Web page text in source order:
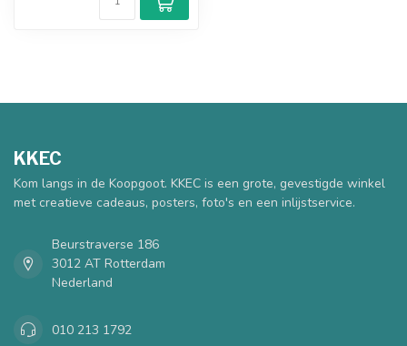
KKEC
Kom langs in de Koopgoot. KKEC is een grote, gevestigde winkel
met creatieve cadeaus, posters, foto's en een inlijstservice.
Beurstraverse 186
3012 AT Rotterdam
Nederland
010 213 1792